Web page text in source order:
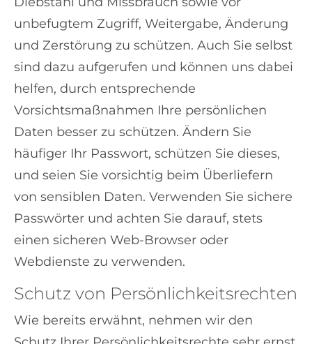
unbefugtem Zugriff, Weitergabe, Änderung
und Zerstörung zu schützen. Auch Sie selbst
sind dazu aufgerufen und können uns dabei
helfen, durch entsprechende
Vorsichtsmaßnahmen Ihre persönlichen
Daten besser zu schützen. Ändern Sie
häufiger Ihr Passwort, schützen Sie dieses,
und seien Sie vorsichtig beim Überliefern
von sensiblen Daten. Verwenden Sie sichere
Passwörter und achten Sie darauf, stets
einen sicheren Web-Browser oder
Webdienste zu verwenden.
Schutz von Persönlichkeitsrechten
Wie bereits erwähnt, nehmen wir den